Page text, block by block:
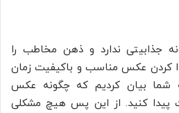
جذابیتی ندارد و ذهن مخاطب را
کردن عکس مناسب و باکیفیت زمان
شما بیان کردیم که چگونه عکس
پیدا کنید. از این پس هیچ مشکلی